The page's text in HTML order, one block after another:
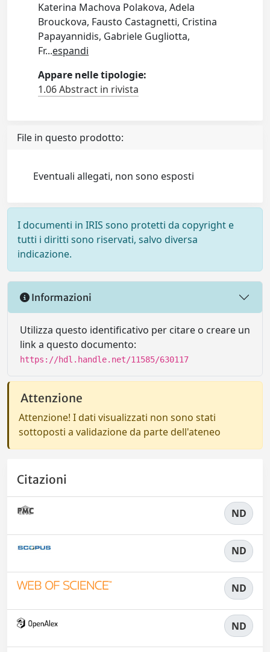
Katerina Machova Polakova, Adela
Brouckova, Fausto Castagnetti, Cristina
Papayannidis, Gabriele Gugliotta,
Fr...espandi
Appare nelle tipologie:
1.06 Abstract in rivista
File in questo prodotto:
Eventuali allegati, non sono esposti
I documenti in IRIS sono protetti da copyright e
tutti i diritti sono riservati, salvo diversa
indicazione.
Informazioni
Utilizza questo identificativo per citare o creare un
link a questo documento:
https://hdl.handle.net/11585/630117
Attenzione
Attenzione! I dati visualizzati non sono stati
sottoposti a validazione da parte dell'ateneo
Citazioni
ND
ND
ND
ND